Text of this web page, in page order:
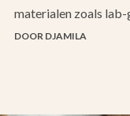
materialen zoals lab-
DOOR DJAMILA